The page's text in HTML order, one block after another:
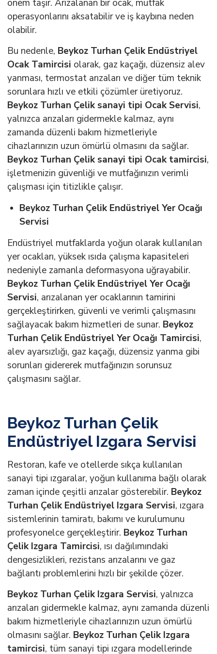
önem taşır. Arızalanan bir ocak, mutfak
operasyonlarını aksatabilir ve iş kaybına neden
olabilir.
Bu nedenle, Beykoz Turhan Çelik Endüstriyel
Ocak Tamircisi olarak, gaz kaçağı, düzensiz alev
yanması, termostat arızaları ve diğer tüm teknik
sorunlara hızlı ve etkili çözümler üretiyoruz.
Beykoz Turhan Çelik sanayi tipi Ocak Servisi,
yalnızca arızaları gidermekle kalmaz, aynı
zamanda düzenli bakım hizmetleriyle
cihazlarınızın uzun ömürlü olmasını da sağlar.
Beykoz Turhan Çelik sanayi tipi Ocak tamircisi,
işletmenizin güvenliği ve mutfağınızın verimli
çalışması için titizlikle çalışır.
Beykoz Turhan Çelik Endüstriyel Yer Ocağı
Servisi
Endüstriyel mutfaklarda yoğun olarak kullanılan
yer ocakları, yüksek ısıda çalışma kapasiteleri
nedeniyle zamanla deformasyona uğrayabilir.
Beykoz Turhan Çelik Endüstriyel Yer Ocağı
Servisi, arızalanan yer ocaklarının tamirini
gerçekleştirirken, güvenli ve verimli çalışmasını
sağlayacak bakım hizmetleri de sunar. Beykoz
Turhan Çelik Endüstriyel Yer Ocağı Tamircisi,
alev ayarsızlığı, gaz kaçağı, düzensiz yanma gibi
sorunları gidererek mutfağınızın sorunsuz
çalışmasını sağlar.
Beykoz Turhan Çelik
Endüstriyel Izgara Servisi
Restoran, kafe ve otellerde sıkça kullanılan
sanayi tipi ızgaralar, yoğun kullanıma bağlı olarak
zaman içinde çeşitli arızalar gösterebilir. Beykoz
Turhan Çelik Endüstriyel Izgara Servisi, ızgara
sistemlerinin tamiratı, bakımı ve kurulumunu
profesyonelce gerçekleştirir. Beykoz Turhan
Çelik Izgara Tamircisi, ısı dağılımındaki
dengesizlikleri, rezistans arızalarını ve gaz
bağlantı problemlerini hızlı bir şekilde çözer.
Beykoz Turhan Çelik Izgara Servisi, yalnızca
arızaları gidermekle kalmaz, aynı zamanda düzenli
bakım hizmetleriyle cihazlarınızın uzun ömürlü
olmasını sağlar. Beykoz Turhan Çelik Izgara
tamircisi, tüm sanayi tipi ızgara modellerinde